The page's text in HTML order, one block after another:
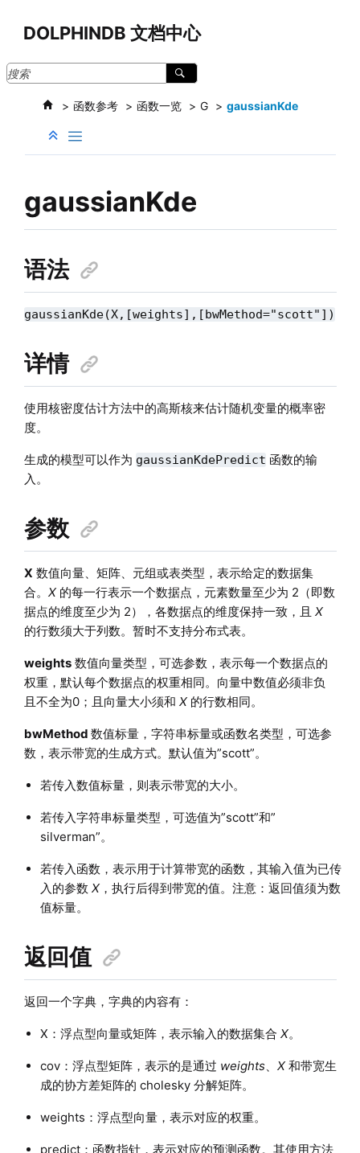
DOLPHINDB 文档中心
函数参考 函数一览 G gaussianKde
gaussianKde
语法
gaussianKde(X,[weights],[bwMethod="scott"])
详情
使用核密度估计方法中的高斯核来估计随机变量的概率密
度。
生成的模型可以作为 gaussianKdePredict 函数的输
入。
参数
X 数值向量、矩阵、元组或表类型，表示给定的数据集
合。 X的每一行表示一个数据点，元素数量至少为 2（即数
据点的维度至少为 2），各数据点的维度保持一致，且 X
的行数须大于列数。暂时不支持分布式表。
weights数值向量类型，可选参数，表示每一个数据点的
权重，默认每个数据点的权重相同。向量中数值必须非负
且不全为0；且向量大小须和 X的行数相同。
bwMethod 数值标量，字符串标量或函数名类型，可选参
数，表示带宽的生成方式。默认值为”scott”。
若传入数值标量，则表示带宽的大小。
若传入字符串标量类型，可选值为”scott”和”
silverman”。
若传入函数，表示用于计算带宽的函数，其输入值为已传
入的参数 X，执行后得到带宽的值。注意：返回值须为数
值标量。
返回值
返回一个字典，字典的内容有：
X：浮点型向量或矩阵，表示输入的数据集合 X。
cov：浮点型矩阵，表示的是通过 weights、 X和带宽生
成的协方差矩阵的 cholesky 分解矩阵。
weights：浮点型向量，表示对应的权重。
predict：函数指针，表示对应的预测函数。其使用方法